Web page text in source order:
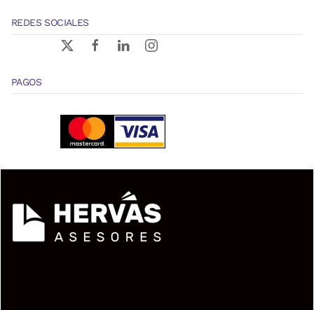
REDES SOCIALES
PAGOS